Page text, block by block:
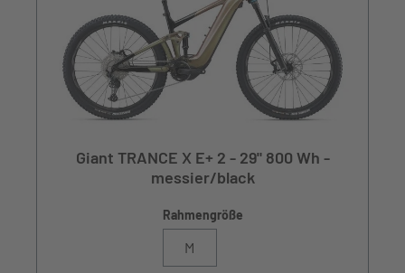
Giant TRANCE X E+ 2 - 29" 800 Wh -
messier/black
Rahmengröße
M